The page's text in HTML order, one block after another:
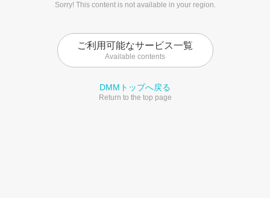
Sorry! This content is not available in your region.
ご利用可能なサービス一覧
Available contents
DMMトップへ戻る
Return to the top page